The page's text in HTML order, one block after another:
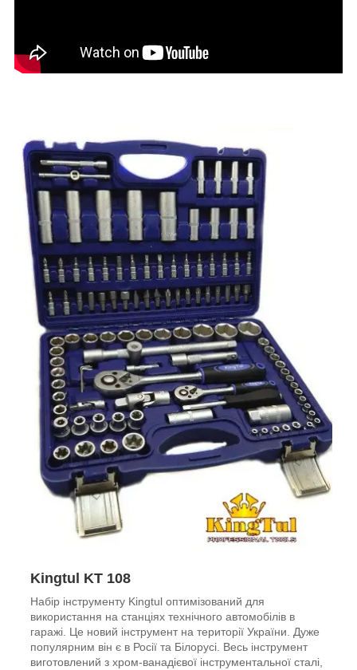
Kingtul KT 108
Набір інструменту Kingtul оптимізований для
використання на станціях технічного автомобілів в
гаражі. Це новий інструмент на території України. Дуже
популярним він є в Росії та Білорусі. Весь інструмент
виготовлений з хром-ванадієвої інструментальної сталі,